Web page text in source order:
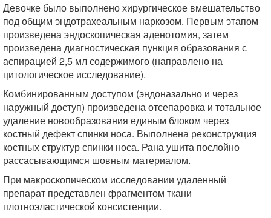
Девочке было выполнено хирургическое вмешательство
под общим эндотрахеальным наркозом. Первым этапом
произведена эндоскопическая аденотомия, затем
произведена диагностическая пункция образования с
аспирацией 2,5 мл содержимого (направлено на
цитологическое исследование).
Комбинированным доступом (эндоназально и через
наружный доступ) произведена отсепаровка и тотальное
удаление новообразования единым блоком через
костный дефект спинки носа. Выполнена реконструкция
костных структур спинки носа. Рана ушита послойно
рассасывающимся шовным материалом.
При макроскопическом исследовании удаленный
препарат представлен фрагментом ткани
плотноэластической консистенции.